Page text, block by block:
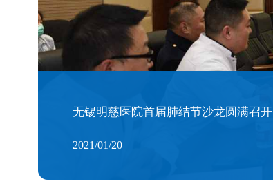
无锡明慈医院首届肺结节沙龙圆满召开
2021/01/20